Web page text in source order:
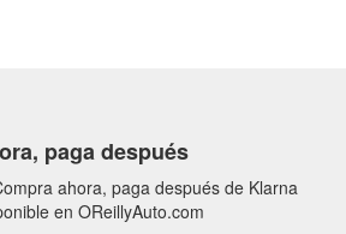
paga después
ahora, paga después de Klarna
en OReillyAuto.com